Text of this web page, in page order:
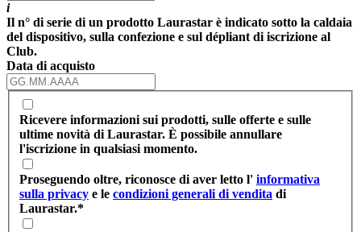
i
Il n° di serie di un prodotto Laurastar è indicato sotto la caldaia
del dispositivo, sulla confezione e sul dépliant di iscrizione al
Club.
Data di acquisto
Ricevere informazioni sui prodotti, sulle offerte e sulle
ultime novità di Laurastar. È possibile annullare
l'iscrizione in qualsiasi momento.
Proseguendo oltre, riconosce di aver letto l' informativa
sulla privacy e le condizioni generali di vendita di
Laurastar.*